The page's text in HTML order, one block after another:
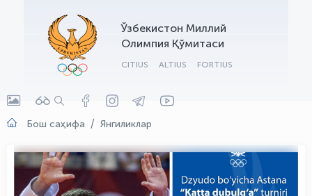
Ўзбекистон Миллий
Олимпия Қўмитаси
CITIUS ALTIUS FORTIUS
Бош саҳифа Янгиликлар
OLYMPCHIK AI - yordamchi
Онлайн · olympic.uz